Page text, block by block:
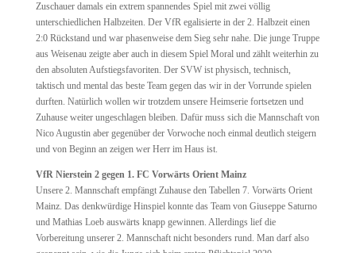
Zuschauer damals ein extrem spannendes Spiel mit zwei völlig
unterschiedlichen Halbzeiten. Der VfR egalisierte in der 2. Halbzeit einen
2:0 Rückstand und war phasenweise dem Sieg sehr nahe. Die junge Truppe
aus Weisenau zeigte aber auch in diesem Spiel Moral und zählt weiterhin zu
den absoluten Aufstiegsfavoriten. Der SVW ist physisch, technisch,
taktisch und mental das beste Team gegen das wir in der Vorrunde spielen
durften. Natürlich wollen wir trotzdem unsere Heimserie fortsetzen und
Zuhause weiter ungeschlagen bleiben. Dafür muss sich die Mannschaft von
Nico Augustin aber gegenüber der Vorwoche noch einmal deutlich steigern
und von Beginn an zeigen wer Herr im Haus ist.
VfR Nierstein 2 gegen 1. FC Vorwärts Orient Mainz
Unsere 2. Mannschaft empfängt Zuhause den Tabellen 7. Vorwärts Orient
Mainz. Das denkwürdige Hinspiel konnte das Team von Giuseppe Saturno
und Mathias Loeb auswärts knapp gewinnen. Allerdings lief die
Vorbereitung unserer 2. Mannschaft nicht besonders rund. Man darf also